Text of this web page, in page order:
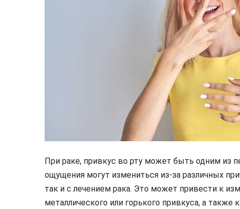
При раке, привкус во рту может быть одним из
ощущения могут измениться из-за различных
так и с лечением рака. Это может привести к
металлического или горького привкуса, а